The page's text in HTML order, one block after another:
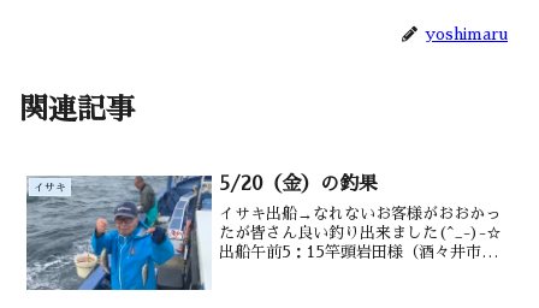
yoshimaru
関連記事
イサキ 5/20（金）の釣果
イサキ出船→なれないお客様がおおかっ
たが皆さん良い釣り出来ました(^_-)-☆
出船午前5：15竿頭岩田様（酒々井市）